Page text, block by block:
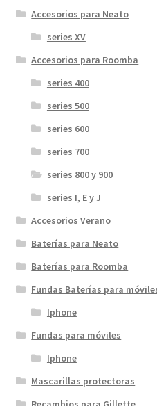
54,99€.32,99€.
Accesorios para Neato
series XV
Accesorios para Roomba
series 400
series 500
series 600
series 700
series 800 y 900
series I, E y J
Accesorios Verano
Baterías para Neato
Baterías para Roomba
Fundas Baterías para
Iphone
Fundas para móviles
Iphone
Mascarillas protectoras